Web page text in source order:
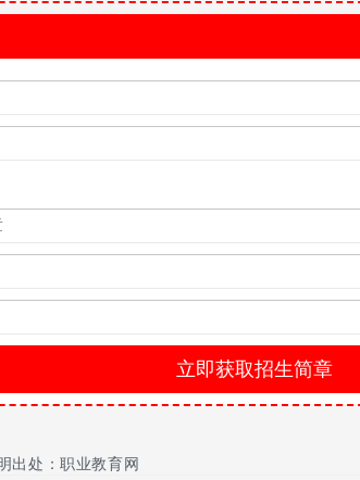
订阅各种报刊杂志47余种，电子阅览室1个
实现了教学、管理的信息化和一体化;体育设施
人数为198，对口率为90.41﹪，升入本、专科
出处：职业教育网